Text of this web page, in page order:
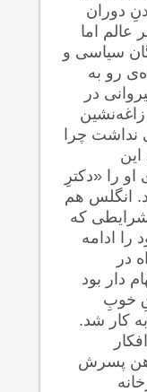
دوران
عالم اما
سیاسی و
رو به
در
زاغه‌نشین
نداشت چرا
را «دکترِ
انگلس هم
که
را ادامه
در
دار بود
خوبِ
کار شد.
ذهن پسرش